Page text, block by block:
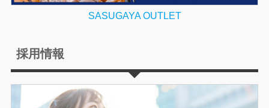
SASUGAYA OUTLET
採用情報